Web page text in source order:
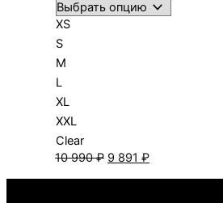
XS
S
M
L
XL
XXL
Clear
10 990₽ Первоначальная
9 891 ₽Текущая